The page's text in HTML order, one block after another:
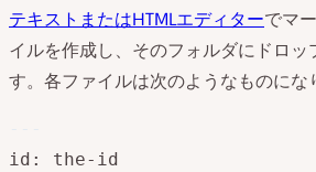
テキストまたはHTMLエディターでマ
イルを作成し、そのフォルダにドロッ
す。各ファイルは次のようなものにな
id: the-id